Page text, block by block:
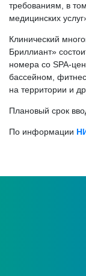
требованиям, в
медицинских
Клинический
Бриллиант»
номера со SPA-
бассейном,
на территории и
Плановый срок
По информации